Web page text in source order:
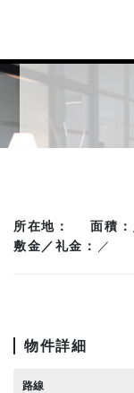
所在地 面積
敷金／礼金
／
物件詳細
路線